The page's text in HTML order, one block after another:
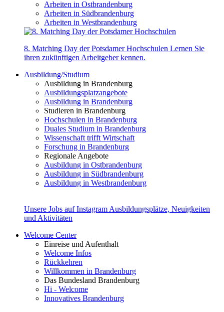
Arbeiten in Ostbrandenburg
Arbeiten in Südbrandenburg
Arbeiten in Westbrandenburg
8. Matching Day der Potsdamer Hochschulen Lernen Sie
ihren zukünftigen Arbeitgeber kennen.
Ausbildung/Studium
Ausbildung in Brandenburg
Ausbildungsplatzangebote
Ausbildung in Brandenburg
Studieren in Brandenburg
Hochschulen in Brandenburg
Duales Studium in Brandenburg
Wissenschaft trifft Wirtschaft
Forschung in Brandenburg
Regionale Angebote
Ausbildung in Ostbrandenburg
Ausbildung in Südbrandenburg
Ausbildung in Westbrandenburg
Unsere Jobs auf Instagram Ausbildungsplätze, Neuigkeiten
und Aktivitäten
Welcome Center
Einreise und Aufenthalt
Welcome Infos
Rückkehren
Willkommen in Brandenburg
Das Bundesland Brandenburg
Hi - Welcome
Innovatives Brandenburg